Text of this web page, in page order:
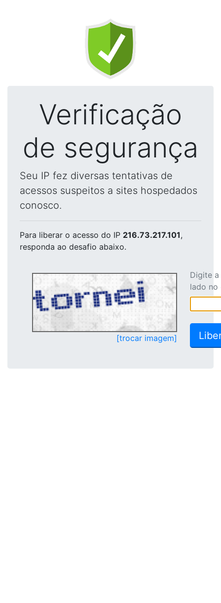
Verificação
de segurança
Seu IP fez diversas tentativas de
acessos suspeitos a sites hospedados
conosco.
Para liberar o acesso do IP 216.73.217.101,
responda ao desafio abaixo.
[trocar imagem]
Digite
lado no